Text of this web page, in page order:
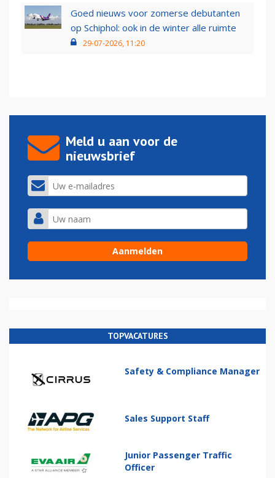
Goed nieuws voor zomerse debutanten
op Schiphol: ook in de winter alle ruimte
29-07-2026, 11:20
Meld u aan voor de
nieuwsbrief
TOPVACATURES
Safety & Compliance Manager
Sales Support Staff
Junior Passenger Traffic
Officer